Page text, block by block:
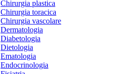
Chirurgia plastica
Chirurgia toracica
Chirurgia vascolare
Dermatologia
Diabetologia
Dietologia
Ematologia
Endocrinologia